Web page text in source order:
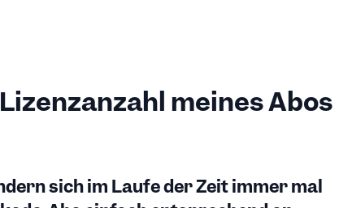
meines Abos
sich im Laufe der Zeit immer mal